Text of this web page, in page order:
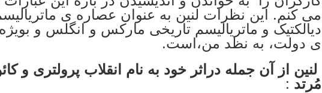
می کنم. این نظرات لنین به عنوان عصاره ی
دیالکتیک و ماتریالیسم تاریخی مارکس و انگلس و
ی دولت، به نظد من،است.
لنین از آن جمله دراثر خود به نام انقلاب پرولتری و
مُرتد :